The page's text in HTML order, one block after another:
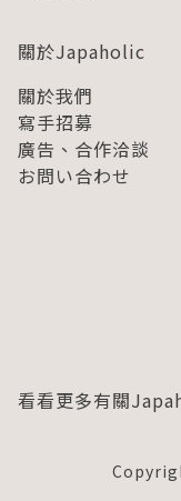
關於Japaholic
關於我們
寫手招募
廣告、合作洽談
お問い合わせ
看看更多有關